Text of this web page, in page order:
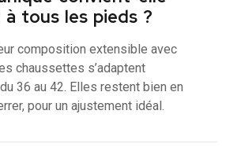
tous les pieds ?
composition extensible avec
chaussettes s’adaptent
36 au 42. Elles restent bien en
pour un ajustement idéal.